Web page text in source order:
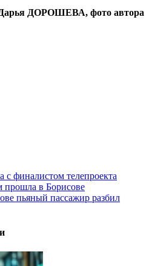
ДОРОШЕВА, фото автора
с финалистом телепроекта
прошла в Борисове
пьяный пассажир разбил